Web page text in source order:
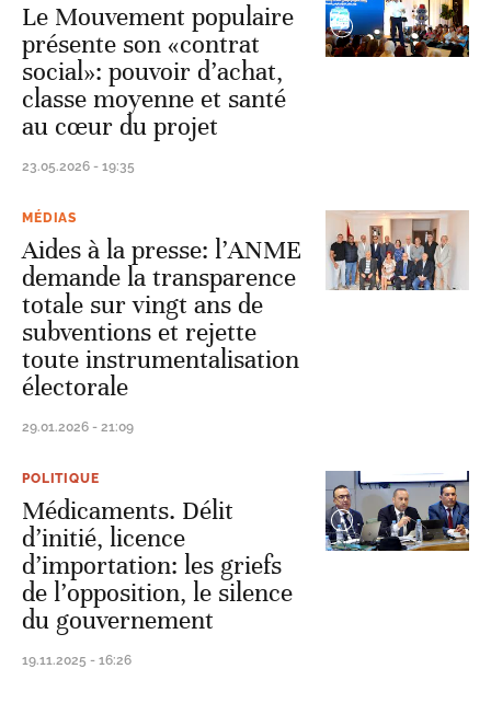
Le Mouvement populaire
présente son «contrat
social»: pouvoir d’achat,
classe moyenne et santé
au cœur du projet
23.05.2026 - 19:35
MÉDIAS
Aides à la presse: l’ANME
demande la transparence
totale sur vingt ans de
subventions et rejette
toute instrumentalisation
électorale
29.01.2026 - 21:09
POLITIQUE
Médicaments. Délit
d’initié, licence
d’importation: les griefs
de l’opposition, le silence
du gouvernement
19.11.2025 - 16:26